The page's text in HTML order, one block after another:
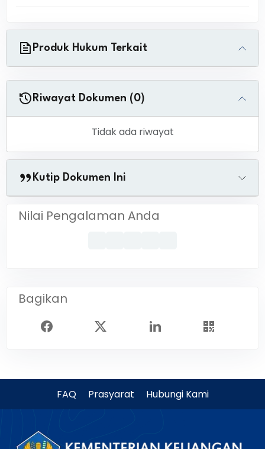
Produk Hukum Terkait
Riwayat Dokumen (0)
Tidak ada riwayat
Kutip Dokumen Ini
Nilai Pengalaman Anda
Bagikan
FAQ Prasyarat Hubungi Kami